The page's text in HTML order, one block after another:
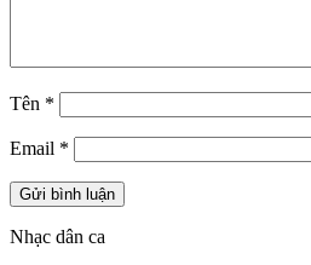
Tên *
Email *
Nhạc dân ca